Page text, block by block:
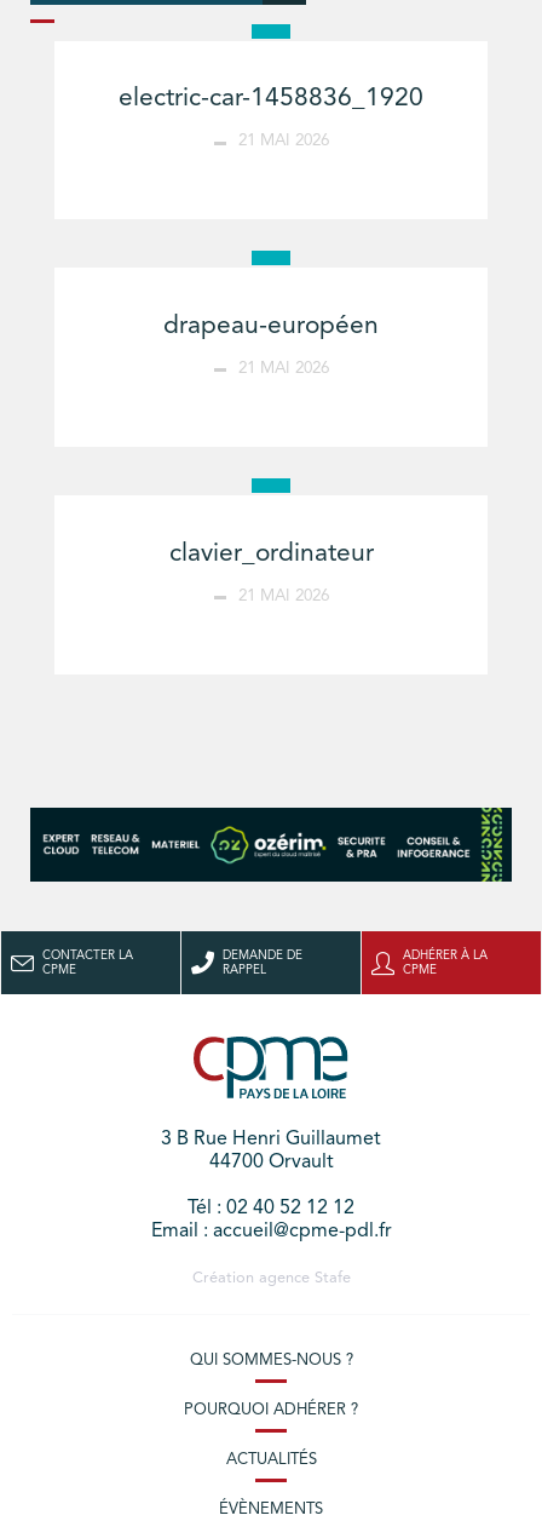
electric-car-1458836_1920
21 MAI 2026
drapeau-européen
21 MAI 2026
clavier_ordinateur
21 MAI 2026
CONTACTER LA
CPME
DEMANDE DE
RAPPEL
ADHÉRER À LA
CPME
3 B Rue Henri Guillaumet
44700 Orvault
Tél : 02 40 52 12 12
Email : accueil@cpme-pdl.fr
Création agence Stafe
QUI SOMMES-NOUS ?
POURQUOI ADHÉRER ?
ACTUALITÉS
ÉVÈNEMENTS